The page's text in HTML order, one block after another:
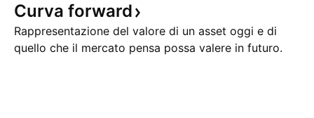
Curva forward
Rappresentazione del valore di un asset oggi e di
quello che il mercato pensa possa valere in futuro.